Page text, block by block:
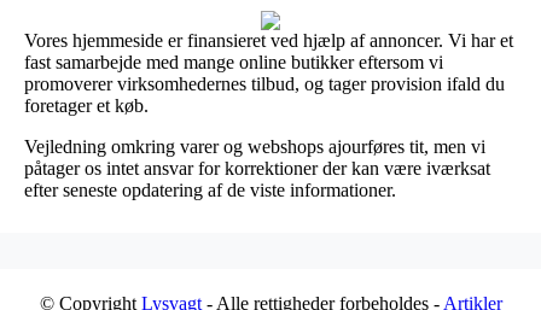
Vores hjemmeside er finansieret ved hjælp af annoncer. Vi har et
fast samarbejde med mange online butikker eftersom vi
promoverer virksomhedernes tilbud, og tager provision ifald du
foretager et køb.
Vejledning omkring varer og webshops ajourføres tit, men vi
påtager os intet ansvar for korrektioner der kan være iværksat
efter seneste opdatering af de viste informationer.
© Copyright Lysvagt- Alle rettigheder forbeholdes - Artikler